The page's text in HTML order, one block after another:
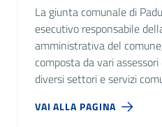
La giunta comunale di
esecutivo responsabile
amministrativa del
composta da vari
diversi settori e servizi
VAI ALLA PAGINA